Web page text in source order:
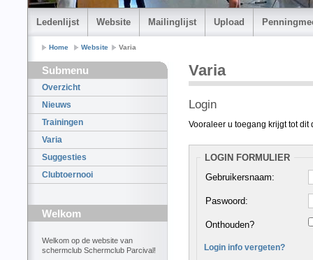
Ledenlijst Website Mailinglijst Upload
Home Website Varia
Submenu
Overzicht
Nieuws
Trainingen
Varia
Suggesties
Clubtoernooi
Welkom
Welkom op de website van
schermclub Schermclub Parcival!
Varia
Login
Vooraleer u toegang krijgt tot
LOGIN FORMULIER
Gebruikersnaam:
Paswoord:
Onthouden?
Login info vergeten?